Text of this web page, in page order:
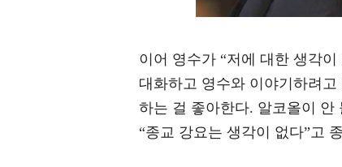
이어 영수가 “저에 대한 생각
대화하고 영수와 이야기하려
하는 걸 좋아한다. 알코올이 안
“종교 강요는 생각이 없다”고